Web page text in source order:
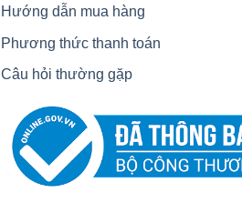
Hướng dẫn mua hàng
Phương thức thanh toán
Câu hỏi thường gặp